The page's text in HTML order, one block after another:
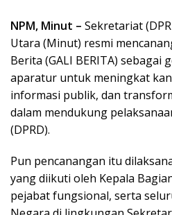
NPM, Minut – Sekretariat
Utara (Minut) resmi
Berita (GALI BERITA)
aparatur untuk meningkat
informasi publik, dan
dalam mendukung
(DPRD).
Pun pencanangan itu
yang diikuti oleh Kepala
pejabat fungsional, serta